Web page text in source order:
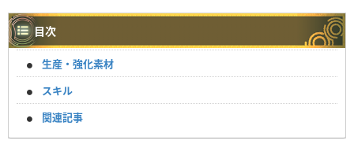
目次
生産・強化素材
スキル
関連記事